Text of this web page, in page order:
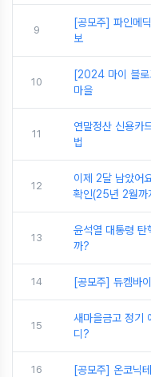
9
[공모주] 파인메
보
10
[2024 마이 블로
마을
11
연말정산 신용카
법
12
이제 2달 남았어
확인(25년 2월까
13
윤석열 대통령 탄
까?
14 [공모주] 듀켐바
15
새마을금고 정기
디?
16 [공모주] 온코닉